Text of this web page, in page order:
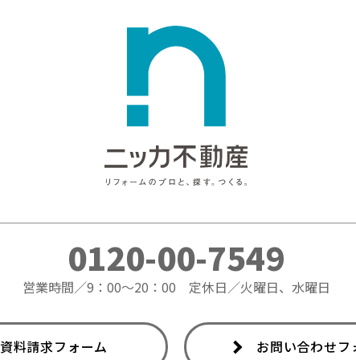
0120-00-7549
営業時間／9：00～20：00 定休日／火曜日、水曜日
資料請求フォーム お問い合わせフ